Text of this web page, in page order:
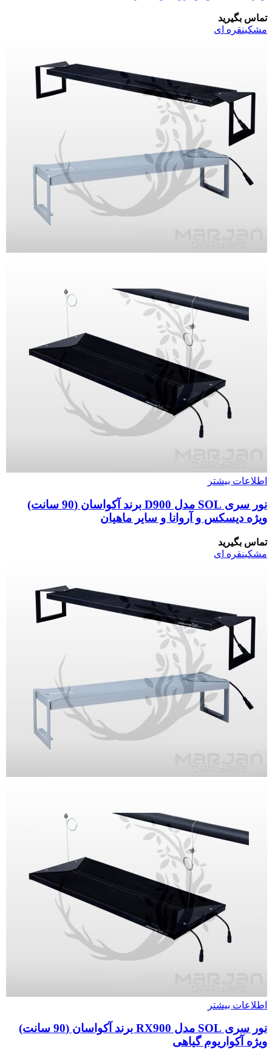
تماس بگیرید
مشکینقره ای
اطلاعات بیشتر
نور سری SOL مدل D900 برند آکواسان (90 سانت)
ویژه دیسکس و آروانا و سایر ماهیان
تماس بگیرید
مشکینقره ای
اطلاعات بیشتر
نور سری SOL مدل RX900 برند آکواسان (90 سانت)
ویژه آکواریوم گیاهی